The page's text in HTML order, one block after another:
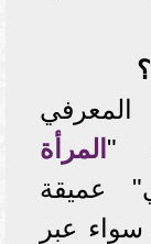
" المرأة
عميقة
سواء عبر